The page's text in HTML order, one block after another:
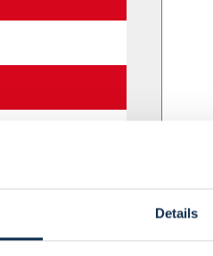
Details